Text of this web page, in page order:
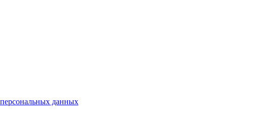
персональных данных